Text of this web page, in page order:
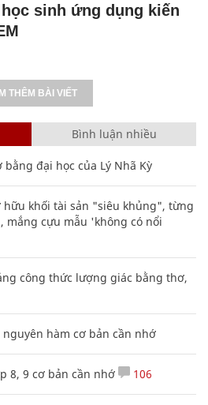
sinh ứng dụng kiến
THÊM BÀI VIẾT
Bình luận nhiều
đại học của Lý Nhã Kỳ
hữu khối tài sản "siêu khủng", từng
mắng cựu mẫu 'không có nổi
công thức lượng giác bằng thơ,
hàm cơ bản cần nhớ
8, 9 cơ bản cần nhớ 106